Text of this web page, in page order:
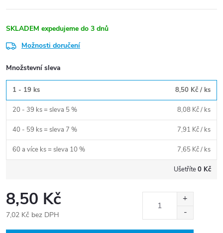
SKLADEM expedujeme do 3 dnů
Možnosti doručení
Množstevní sleva
1 - 19 ks 8,50 Kč / ks
20 - 39 ks = sleva 5 % 8,08 Kč/ ks
40 - 59 ks = sleva 7 % 7,91 Kč/ ks
60 a více ks = sleva 10 % 7,65 Kč/ ks
Ušetříte0 Kč
8,50 Kč
7,02 Kč bez DPH